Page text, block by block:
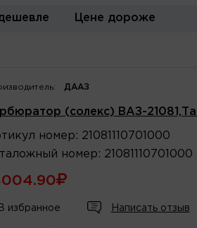
Цене дороже
ДААЗ
(солекс) ВАЗ-
номер : 21081110701000
номер : 21081110701000
В избранное Написать отзыв